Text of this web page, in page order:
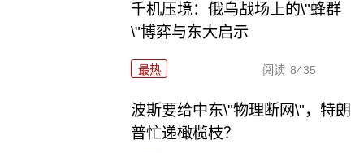
千机压境：俄乌战场上的\"蜂群
\"博弈与东大启示
最热 阅读 8435
波斯要给中东\"物理断网\"，特朗
普忙递橄榄枝？